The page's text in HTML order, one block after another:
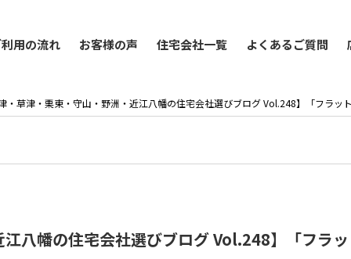
利用の流れ お客様の声 住宅会社一覧 よくあるご質問
・草津・栗東・守山・野洲・近江八幡の住宅会社選びブログ Vol.248】「フラッ
江八幡の住宅会社選びブログ Vol.248】「フラ